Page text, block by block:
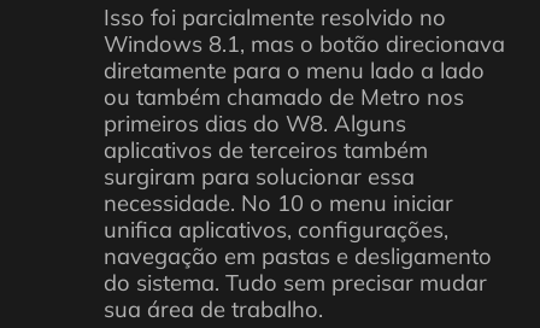
Isso foi parcialmente resolvido no
Windows 8.1, mas o botão direcionava
diretamente para o menu lado a lado
ou também chamado de Metro nos
primeiros dias do W8. Alguns
aplicativos de terceiros também
surgiram para solucionar essa
necessidade. No 10 o menu iniciar
unifica aplicativos, configurações,
navegação em pastas e desligamento
do sistema. Tudo sem precisar mudar
sua área de trabalho.